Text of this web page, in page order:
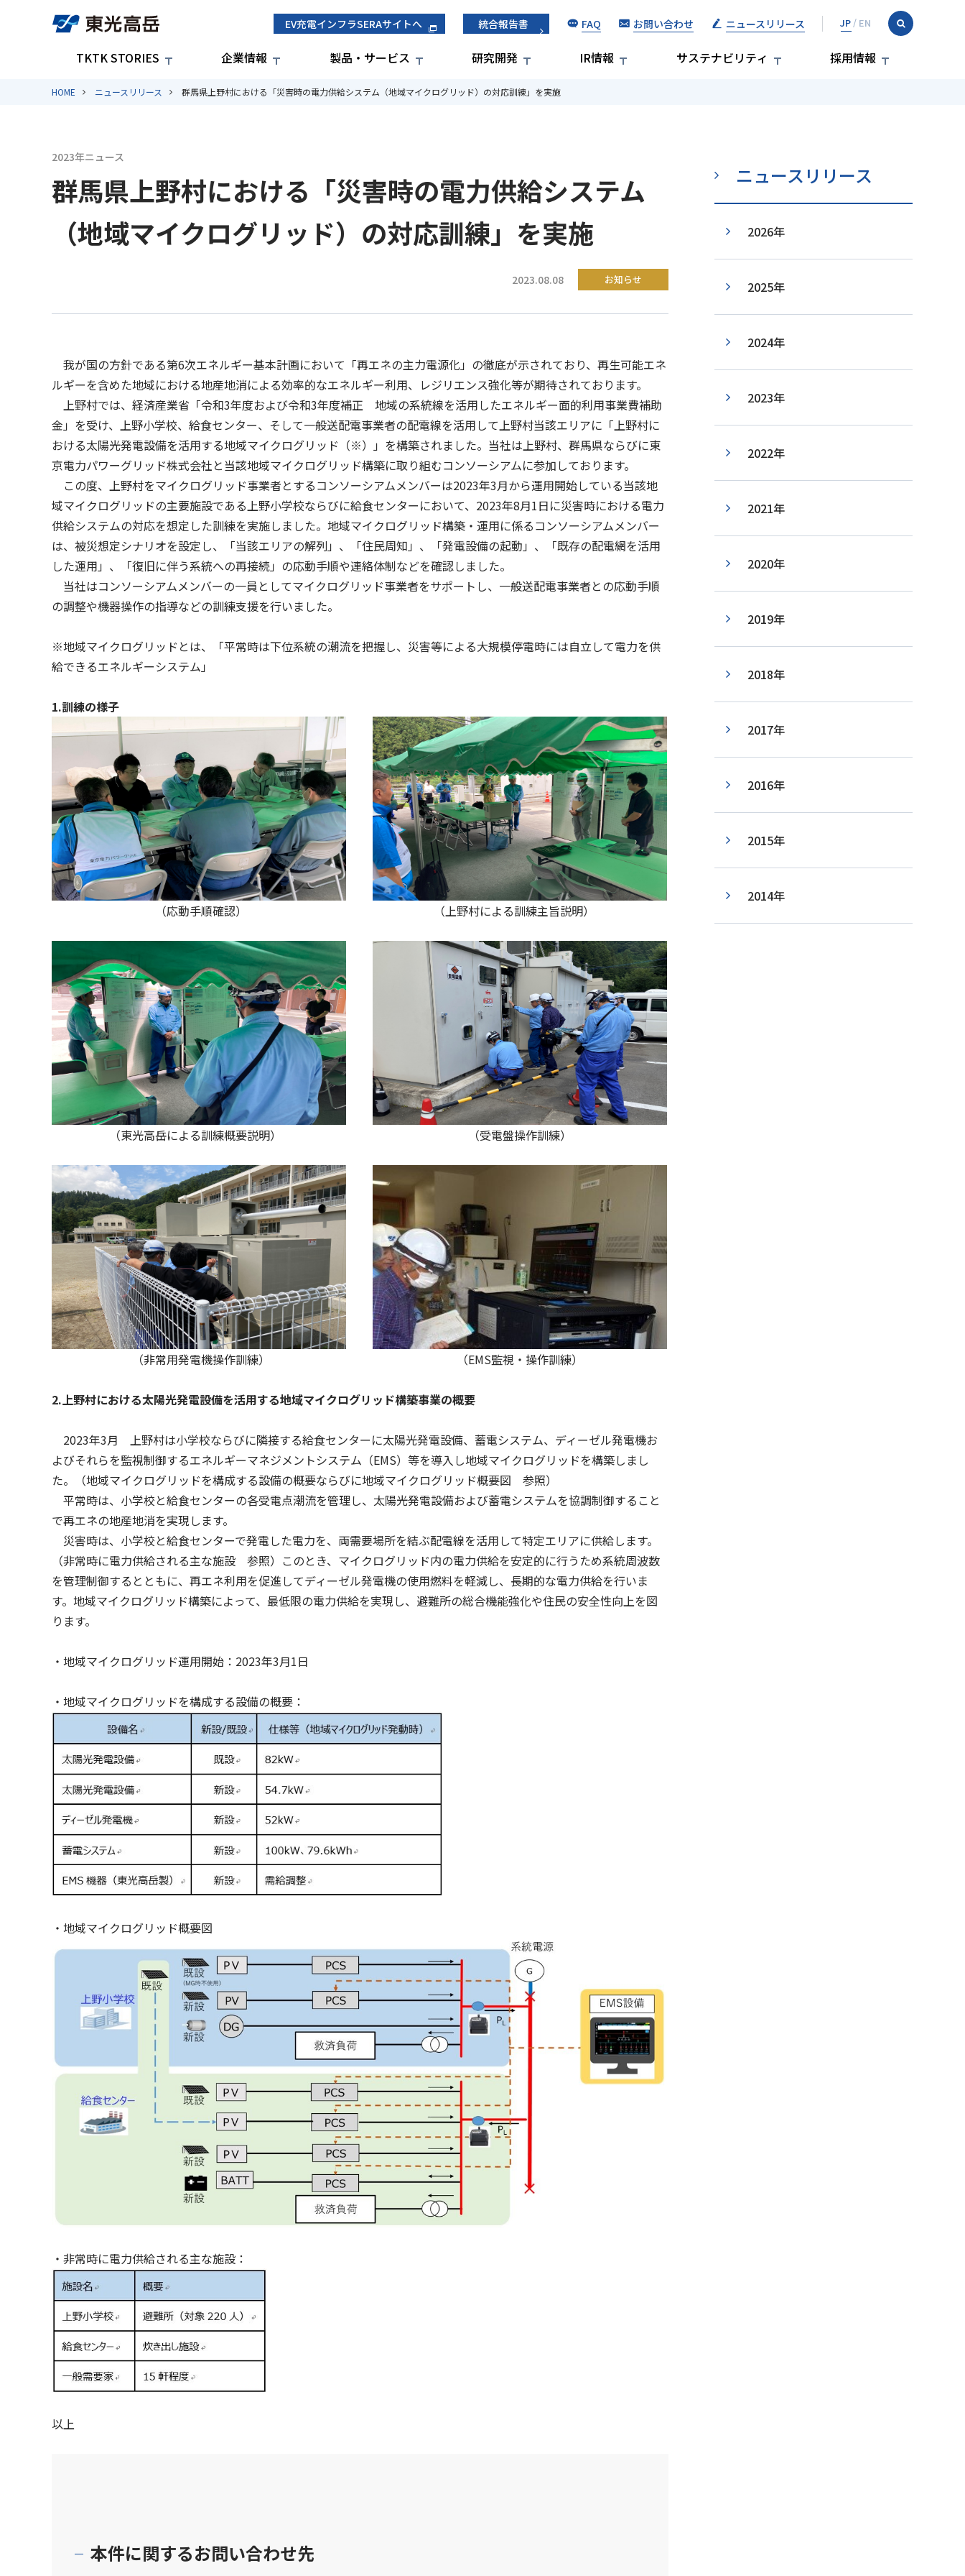
EV充電インフラSERAサイトへ 統合報告書 FAQ お問い合わせ ニュースリリース
TKTK STORIES 企業情報 製品・サービス 研究開発 IR情報 サステナビリティ 採用情報
HOME ニュースリリース 群馬県上野村における「災害時の電力供給システム（地域マイクログリッド）の対応訓練」を実施
2023年ニュース
群馬県上野村における「災害時の電力供給システム
（地域マイクログリッド）の対応訓練」を実施
2023.08.08 お知らせ
我が国の方針である第6次エネルギー基本計画において「再エネの主力電源化」の徹底が示されており、再生可能エネ
ルギーを含めた地域における地産地消による効率的なエネルギー利用、レジリエンス強化等が期待されております。
上野村では、経済産業省「令和3年度および令和3年度補正 地域の系統線を活用したエネルギー面的利用事業費補助
金」を受け、上野小学校、給食センター、そして一般送配電事業者の配電線を活用して上野村当該エリアに「上野村に
おける太陽光発電設備を活用する地域マイクログリッド（※）」を構築されました。当社は上野村、群馬県ならびに東
京電力パワーグリッド株式会社と当該地域マイクログリッド構築に取り組むコンソーシアムに参加しております。
この度、上野村をマイクログリッド事業者とするコンソーシアムメンバーは2023年3月から運用開始している当該地
域マイクログリッドの主要施設である上野小学校ならびに給食センターにおいて、2023年8月1日に災害時における電力
供給システムの対応を想定した訓練を実施しました。地域マイクログリッド構築・運用に係るコンソーシアムメンバー
は、被災想定シナリオを設定し、「当該エリアの解列」、「住民周知」、「発電設備の起動」、「既存の配電網を活用
した運用」、「復旧に伴う系統への再接続」の応動手順や連絡体制などを確認しました。
当社はコンソーシアムメンバーの一員としてマイクログリッド事業者をサポートし、一般送配電事業者との応動手順
の調整や機器操作の指導などの訓練支援を行いました。
※地域マイクログリッドとは、「平常時は下位系統の潮流を把握し、災害等による大規模停電時には自立して電力を供
給できるエネルギーシステム」
1.訓練の様子
（応動手順確認） （上野村による訓練主旨説明）
（東光高岳による訓練概要説明） （受電盤操作訓練）
（非常用発電機操作訓練） （EMS監視・操作訓練）
2.上野村における太陽光発電設備を活用する地域マイクログリッド構築事業の概要
2023年3月 上野村は小学校ならびに隣接する給食センターに太陽光発電設備、蓄電システム、ディーゼル発電機お
よびそれらを監視制御するエネルギーマネジメントシステム（EMS）等を導入し地域マイクログリッドを構築しまし
た。（地域マイクログリッドを構成する設備の概要ならびに地域マイクログリッド概要図 参照）
平常時は、小学校と給食センターの各受電点潮流を管理し、太陽光発電設備および蓄電システムを協調制御すること
で再エネの地産地消を実現します。
災害時は、小学校と給食センターで発電した電力を、両需要場所を結ぶ配電線を活用して特定エリアに供給します。
（非常時に電力供給される主な施設 参照）このとき、マイクログリッド内の電力供給を安定的に行うため系統周波数
を管理制御するとともに、再エネ利用を促進してディーゼル発電機の使用燃料を軽減し、長期的な電力供給を行いま
す。地域マイクログリッド構築によって、最低限の電力供給を実現し、避難所の総合機能強化や住民の安全性向上を図
ります。
・地域マイクログリッド運用開始：2023年3月1日
・地域マイクログリッドを構成する設備の概要：
・地域マイクログリッド概要図
・非常時に電力供給される主な施設：
以上
本件に関するお問い合わせ先
ニュースリリース
2026年
2025年
2024年
2023年
2022年
2021年
2020年
2019年
2018年
2017年
2016年
2015年
2014年